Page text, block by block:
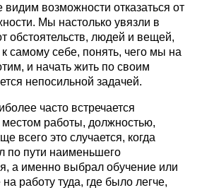
возможности отказаться от
Мы настолько увязли в
обстоятельств, людей и вещей,
к самому себе, понять, чего мы на
и начать жить по своим
непосильной задачей.
часто встречается
местом работы, должностью,
всего это случается, когда
по пути наименьшего
а именно выбрал обучение или
работу туда, где было легче,